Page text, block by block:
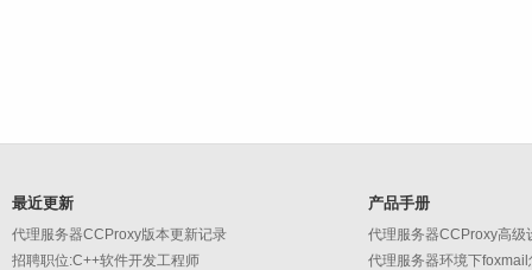
最近更新
代理服务器CCProxy版本更新记录
招聘职位:C++软件开发工程师
产品手册
代理服务器环境下